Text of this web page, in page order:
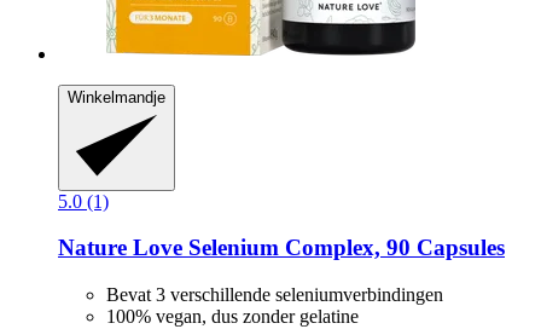
Winkelmandje
5.0 (1)
Nature Love Selenium Complex, 90 Capsules
Bevat 3 verschillende seleniumverbindingen
100% vegan, dus zonder gelatine